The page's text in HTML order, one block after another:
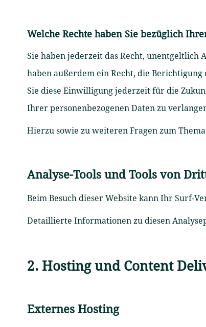
Welche Rechte haben Sie bezüglich
Sie haben jederzeit das Recht, unentgeltlich
haben außerdem ein Recht, die
Sie diese Einwilligung jederzeit für die
Ihrer personenbezogenen Daten zu
Hierzu sowie zu weiteren Fragen zum
Analyse-Tools und Tools von
Beim Besuch dieser Website kann Ihr Surf-
Detaillierte Informationen zu diesen
2. Hosting und Content
Externes Hosting